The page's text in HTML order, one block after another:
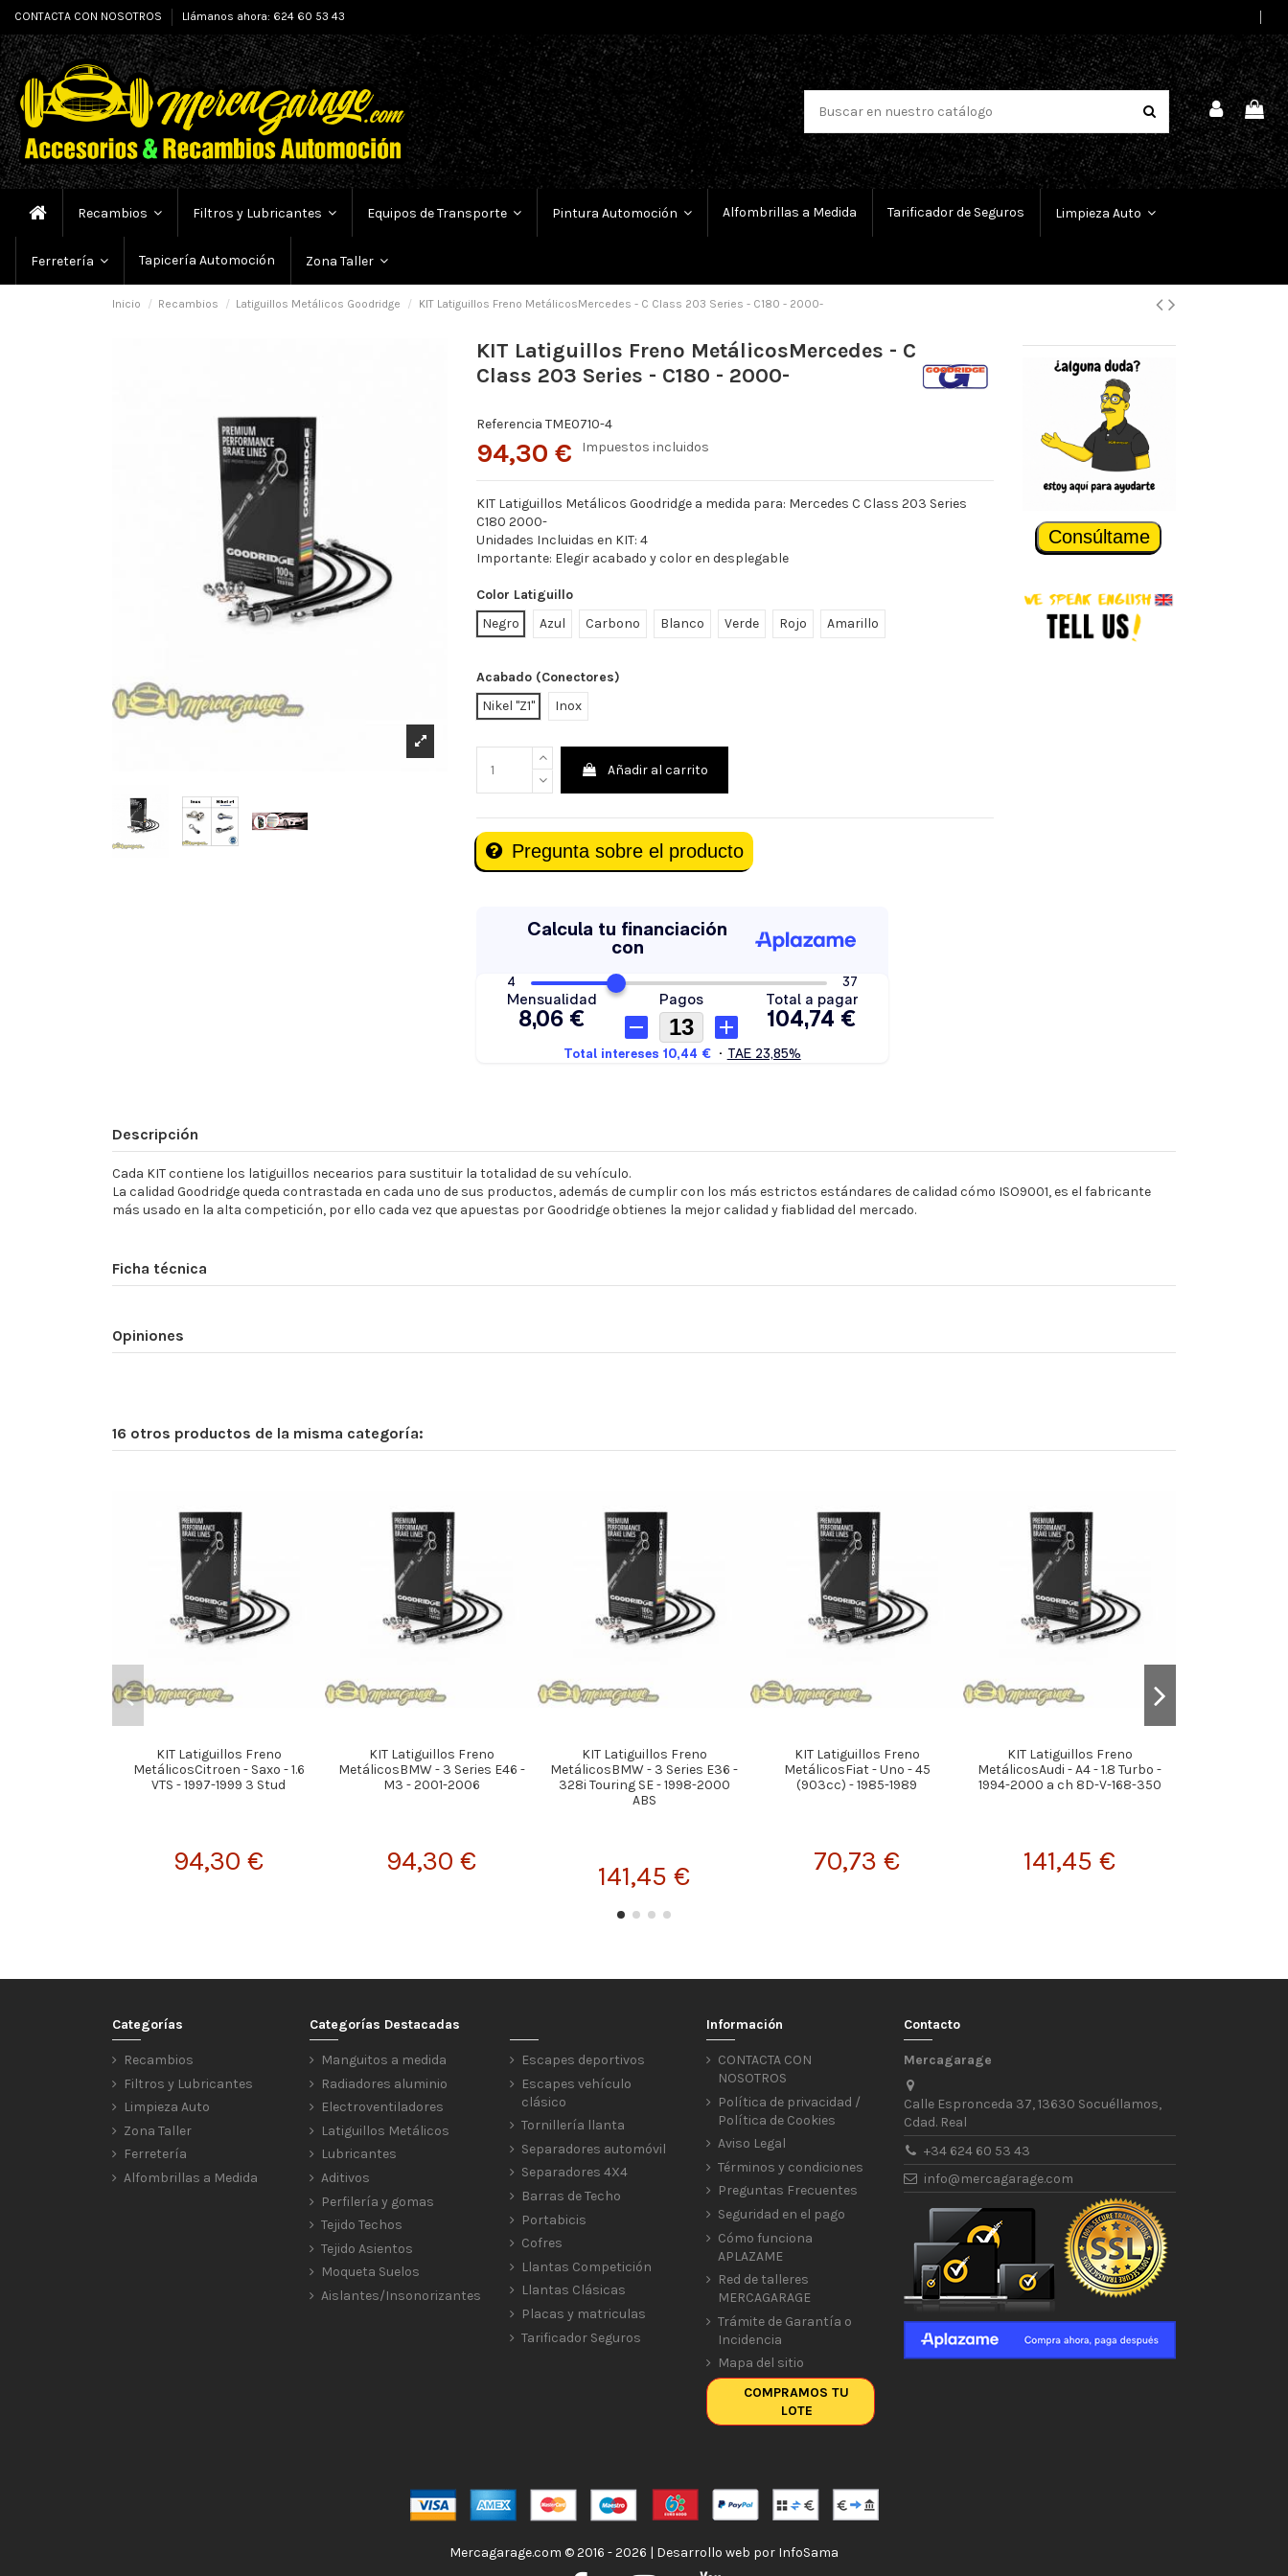
CONTACTA CON NOSOTROS Llámanos ahora: 624 60 53 43
Recambios Filtros y Lubricantes Equipos de Transporte Pintura Automoción Alfombrillas a Medida Tarificador de Seguros Limpieza Auto
Ferretería Tapicería Automoción Zona Taller
Inicio Recambios Latiguillos Metálicos Goodridge KIT Latiguillos Freno MetálicosMercedes - C Class 203 Series - C180 - 2000-
KIT Latiguillos Freno MetálicosMercedes - C
Class 203 Series - C180 - 2000-
Referencia TME0710-4
94,30 € Impuestos incluidos
KIT Latiguillos Metálicos Goodridge a medida para: Mercedes C Class 203 Series
C180 2000-
Unidades Incluidas en KIT: 4
Importante: Elegir acabado y color en desplegable
Color Latiguillo
Negro
Azul Carbono Blanco Verde Rojo Amarillo
Acabado (Conectores)
Nikel "Z1"
Inox
Añadir al carrito
Pregunta sobre el producto
Consúltame
Descripción
Cada KIT contiene los latiguillos necearios para sustituir la totalidad de su vehículo.
La calidad Goodridge queda contrastada en cada uno de sus productos, además de cumplir con los más estrictos estándares de calidad cómo ISO9001, es el fabricante
más usado en la alta competición, por ello cada vez que apuestas por Goodridge obtienes la mejor calidad y fiablidad del mercado.
Ficha técnica
Opiniones
16 otros productos de la misma categoría:
KIT Latiguillos Freno
MetálicosCitroen - Saxo - 1.6
VTS - 1997-1999 3 Stud
94,30 €
KIT Latiguillos Freno
MetálicosBMW - 3 Series E46 -
M3 - 2001-2006
94,30 €
KIT Latiguillos Freno
MetálicosBMW - 3 Series E36 -
328i Touring SE - 1998-2000
ABS
141,45 €
KIT Latiguillos Freno
MetálicosFiat - Uno - 45
(903cc) - 1985-1989
70,73 €
KIT Latiguillos Freno
MetálicosAudi - A4 - 1.8 Turbo -
1994-2000 a ch 8D-V-168-350
141,45 €
Categorías
Recambios
Filtros y Lubricantes
Limpieza Auto
Zona Taller
Ferretería
Alfombrillas a Medida
Categorías Destacadas
Manguitos a medida
Radiadores aluminio
Electroventiladores
Latiguillos Metálicos
Lubricantes
Aditivos
Perfilería y gomas
Tejido Techos
Tejido Asientos
Moqueta Suelos
Aislantes/Insonorizantes
Escapes deportivos
Escapes vehículo
clásico
Tornillería llanta
Separadores automóvil
Separadores 4X4
Barras de Techo
Portabicis
Cofres
Llantas Competición
Llantas Clásicas
Placas y matriculas
Tarificador Seguros
Información
CONTACTA CON
NOSOTROS
Política de privacidad /
Política de Cookies
Aviso Legal
Términos y condiciones
Preguntas Frecuentes
Seguridad en el pago
Cómo funciona
APLAZAME
Red de talleres
MERCAGARAGE
Trámite de Garantía o
Incidencia
Mapa del sitio
COMPRAMOS TU
LOTE
Contacto
Mercagarage
Calle Espronceda 37, 13630 Socuéllamos,
Cdad. Real
+34 624 60 53 43
info@mercagarage.com
Mercagarage.com © 2016 - 2026 | Desarrollo web por InfoSama